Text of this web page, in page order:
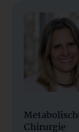
Chirurgie